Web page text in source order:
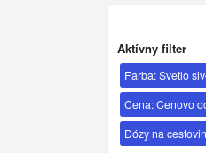
Aktívny filter
Farba: Svetlo
Cena: Cenovo
Dózy na